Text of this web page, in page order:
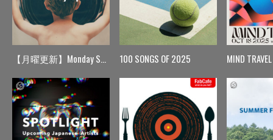
【月曜更新】Monday Spin 100 SONGS OF 2025 MIND TRAVEL